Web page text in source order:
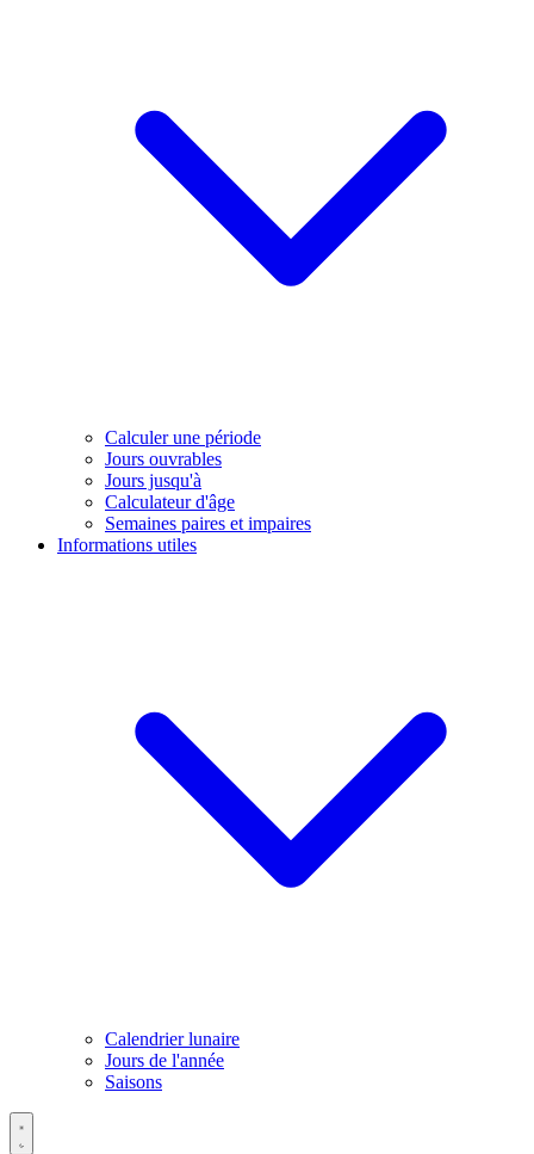
Calculer une période
Jours ouvrables
Jours jusqu'à
Calculateur d'âge
Semaines paires et impaires
Informations utiles
Calendrier lunaire
Jours de l'année
Saisons